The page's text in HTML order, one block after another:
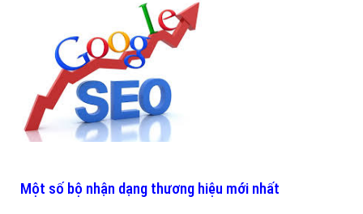
Một số bộ nhận dạng thương hiệu mới nhất